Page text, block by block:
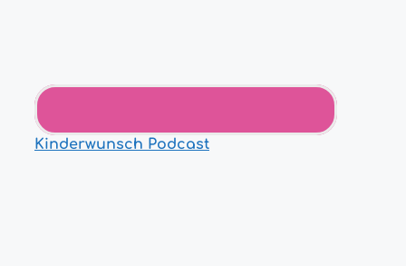
Kinderwunsch Podcast